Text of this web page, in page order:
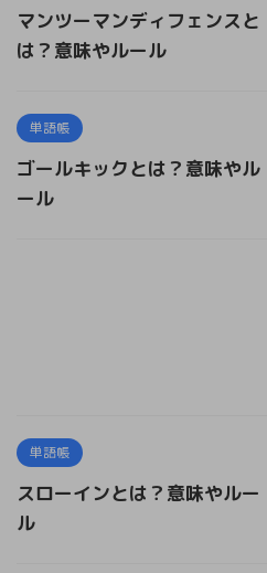
マンツーマンディフェンスと
は？意味やルール
単語帳
ゴールキックとは？意味やル
ール
単語帳
スローインとは？意味やルー
ル